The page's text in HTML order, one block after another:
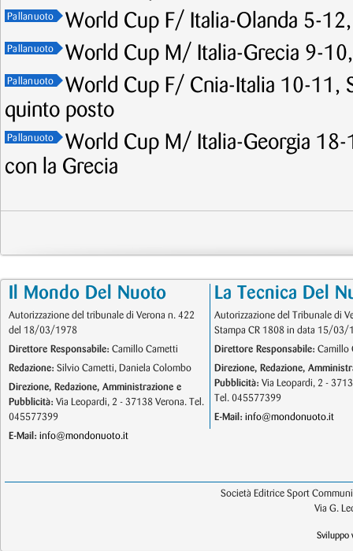
Pallanuoto World Cup F/ Italia-Olanda 5-
Pallanuoto World Cup M/ Italia-Grecia 9-
Pallanuoto
World Cup F/ Cnia-Italia 10-11,
quinto posto
Pallanuoto
World Cup M/ Italia-Georgia
con la Grecia
Il Mondo Del Nuoto
Autorizzazione del tribunale di Verona n. 422
del 18/03/1978
Direttore Responsabile: Camillo Cametti
Redazione: Silvio Cametti, Daniela Colombo
Direzione, Redazione, Amministrazione e
Pubblicità: Via Leopardi, 2 - 37138 Verona. Tel.
045577399
E-Mail: info@mondonuoto.it
La Tecnica Del
Autorizzazione del Tribunale di
Stampa CR 1808 in data 15/03/
Direttore Responsabile: Camillo
Direzione, Redazione,
Pubblicità: Via Leopardi, 2 -
Tel. 045577399
E-Mail: info@mondonuoto.it
Società Editrice Sport
Via G.
Sviluppo